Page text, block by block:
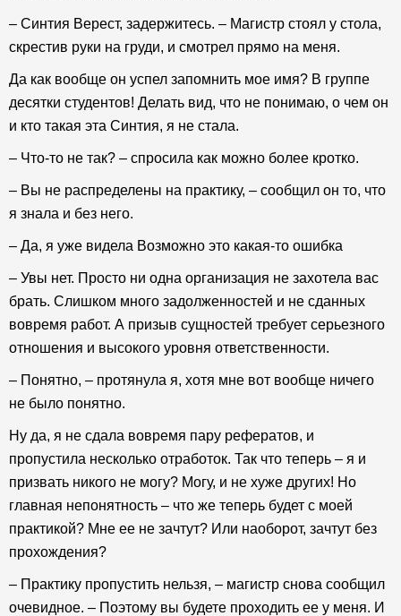
– Синтия Верест, задержитесь. – Магистр стоял у стола,
скрестив руки на груди, и смотрел прямо на меня.
Да как вообще он успел запомнить мое имя? В группе
десятки студентов! Делать вид, что не понимаю, о чем он
и кто такая эта Синтия, я не стала.
– Что-то не так? – спросила как можно более кротко.
– Вы не распределены на практику, – сообщил он то, что
я знала и без него.
– Да, я уже видела Возможно это какая-то ошибка
– Увы нет. Просто ни одна организация не захотела вас
брать. Слишком много задолженностей и не сданных
вовремя работ. А призыв сущностей требует серьезного
отношения и высокого уровня ответственности.
– Понятно, – протянула я, хотя мне вот вообще ничего
не было понятно.
Ну да, я не сдала вовремя пару рефератов, и
пропустила несколько отработок. Так что теперь – я и
призвать никого не могу? Могу, и не хуже других! Но
главная непонятность – что же теперь будет с моей
практикой? Мне ее не зачтут? Или наоборот, зачтут без
прохождения?
– Практику пропустить нельзя, – магистр снова сообщил
очевидное. – Поэтому вы будете проходить ее у меня. И